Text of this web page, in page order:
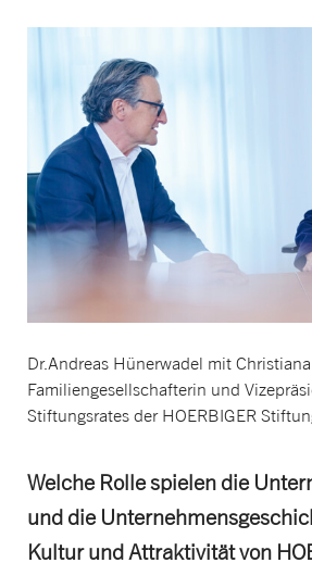
Dr.Andreas Hünerwadel mit
Familiengesellschafterin und
Stiftungsrates der HOERBIGER
Welche Rolle spielen die
und die
Kultur und Attraktivität von